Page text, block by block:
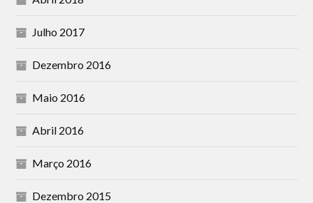
Julho 2017
Dezembro 2016
Maio 2016
Abril 2016
Março 2016
Dezembro 2015